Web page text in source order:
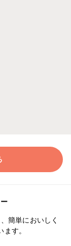
簡単においしく
す。